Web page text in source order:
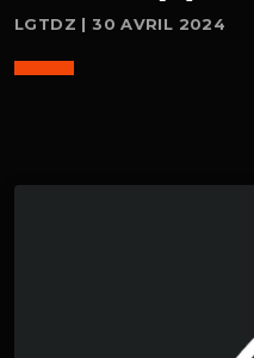
LGTDZ | 30 AVRIL 2024